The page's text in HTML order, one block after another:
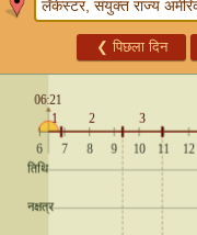
❮ पिछला दिन